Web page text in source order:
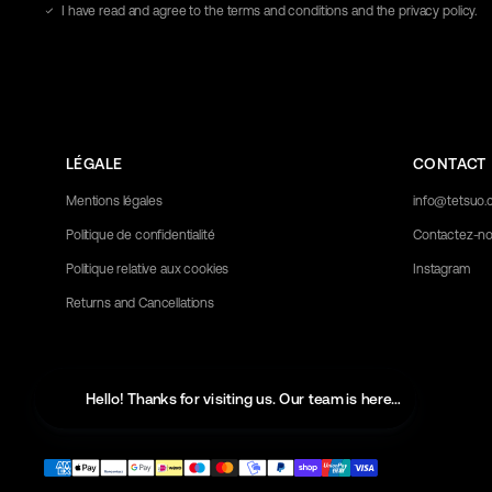
I have read and agree to the terms and conditions and the privacy policy.
LÉGALE
Mentions légales
Politique de confidentialité
Politique relative aux cookies
Returns and Cancellations
CONTACT
Contactez-
Instagram
Hello! Thanks for visiting us. Our team is here to help with